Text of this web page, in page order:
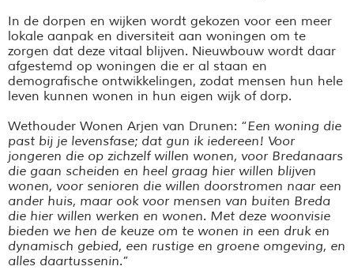
In de dorpen en wijken wordt gekozen voor een meer
lokale aanpak en diversiteit aan woningen om te
zorgen dat deze vitaal blijven. Nieuwbouw wordt daar
afgestemd op woningen die er al staan en
demografische ontwikkelingen, zodat mensen hun hele
leven kunnen wonen in hun eigen wijk of dorp.
Wethouder Wonen Arjen van Drunen: “Een woning die
past bij je levensfase; dat gun ik iedereen! Voor
jongeren die op zichzelf willen wonen, voor Bredanaars
die gaan scheiden en heel graag hier willen blijven
wonen, voor senioren die willen doorstromen naar een
ander huis, maar ook voor mensen van buiten Breda
die hier willen werken en wonen. Met deze woonvisie
bieden we hen de keuze om te wonen in een druk en
dynamisch gebied, een rustige en groene omgeving, en
alles daartussenin.”